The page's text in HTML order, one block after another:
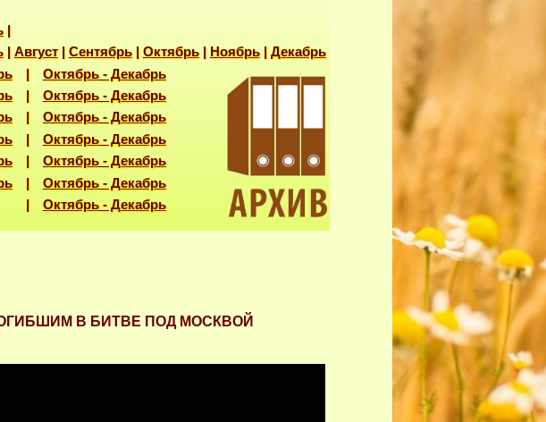
|
|Август|Сентябрь|Октябрь| Ноябрь|Декабрь
| Октябрь - Декабрь
| Октябрь - Декабрь
| Октябрь - Декабрь
| Октябрь - Декабрь
| Октябрь - Декабрь
| Октябрь - Декабрь
Октябрь - Декабрь
В БИТВЕ ПОД МОСКВОЙ